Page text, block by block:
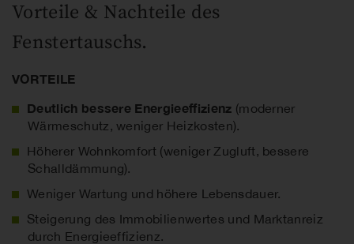
Vorteile & Nachteile des
Fenstertauschs.
VORTEILE
Deutlich bessere Energieeffizienz (moderner
Wärmeschutz, weniger Heizkosten).
Höherer Wohnkomfort (weniger Zugluft, bessere
Schalldämmung).
Weniger Wartung und höhere Lebensdauer.
Steigerung des Immobilienwertes und Marktanreiz
durch Energieeffizienz.